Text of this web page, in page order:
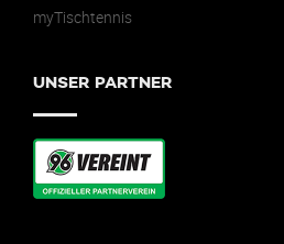
myTischtennis
UNSER PARTNER